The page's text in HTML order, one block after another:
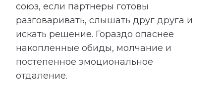
союз, если партнеры готовы
разговаривать, слышать друг друга и
искать решение. Гораздо опаснее
накопленные обиды, молчание и
постепенное эмоциональное
отдаление.